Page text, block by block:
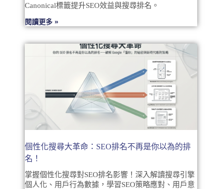
Canonical標籤提升SEO效益與搜尋排名。
閱讀更多 »
個性化搜尋大革命：SEO排名不再是你以為的排
名！
掌握個性化搜尋對SEO排名影響！深入解讀搜尋引擎
個人化、用戶行為數據，學習SEO策略應對、用戶意